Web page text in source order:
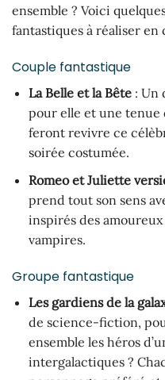
ensemble ? Voici
fantastiques à réaliser en
Couple fantastique
La Belle et la Bête: Un
pour elle et une
feront revivre ce
soirée costumée.
Romeo et Juliette
prend tout son sens
inspirés des
vampires.
Groupe fantastique
Les gardiens de la
de science-fiction,
ensemble les héros
intergalactiques ?